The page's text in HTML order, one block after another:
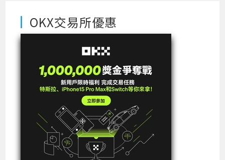
OKX交易所優惠